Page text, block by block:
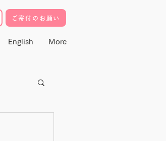
ご寄付のお願い
English More